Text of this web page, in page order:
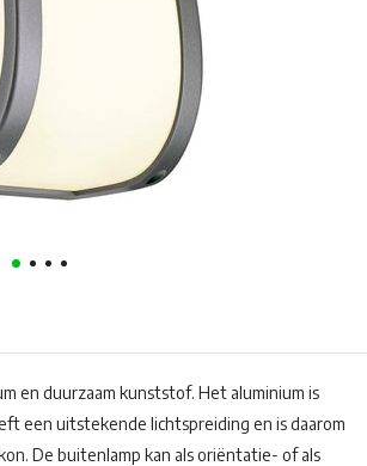
en duurzaam kunststof. Het aluminium is
een uitstekende lichtspreiding en is daarom
De buitenlamp kan als oriëntatie- of als